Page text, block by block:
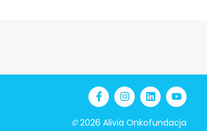
©2026 Alivia Onkofundacja